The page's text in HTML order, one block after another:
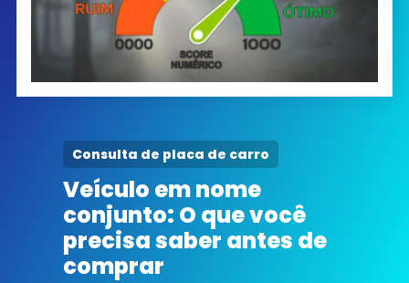
SOBRE NÓS
Consulta de placa de carro
Veículo em nome
conjunto: O que você
precisa saber antes de
comprar